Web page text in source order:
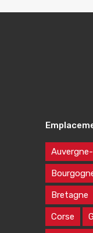
Bretagne
Corse